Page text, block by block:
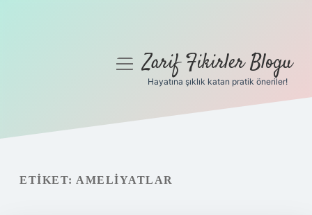
Gizlilik Politikası
menüyüZarif Fikirler Blogu
Hayatına şıklık katan pratik öneriler!
ETIKET: AMELIYATLAR